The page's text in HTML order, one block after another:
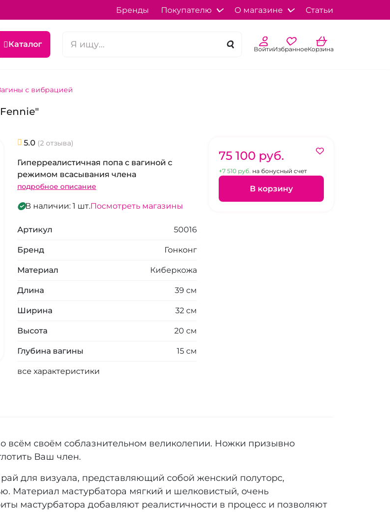
Бренды Покупателю О магазине Статьи
Каталог ВойтиИзбранноеКорзина
с вибрацией
5.0 (2 отзыва)
Гиперреалистичная попа с вагиной с
режимом всасывания члена
подробное описание
В наличии: 1 шт.Посмотреть магазины
Артикул 50016
Бренд Гонконг
Материал Киберкожа
Длина 39 см
Ширина 32 см
Высота 20 см
Глубина вагины 15 см
все характеристики
75 100 pуб.
+7 510 pуб. на бонусный счет
В корзину
всём своём соблазнительном великолепии. Ножки призывно
Ваш член.
для визуала, представляющий собой женский полуторс,
Материал мастурбатора мягкий и шелковистый, очень
мастурбатора добавляют реалистичности в процесс и позволяют